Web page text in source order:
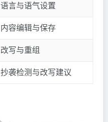
语言与语气设置
内容编辑与保存
改写与重组
抄袭检测与改写建议